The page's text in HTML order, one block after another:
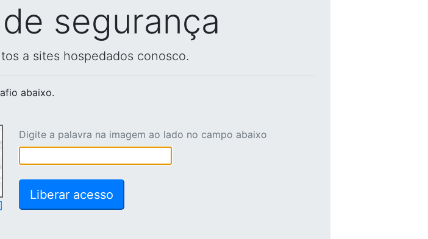
segurança
a sites hospedados conosco.
abaixo.
Digite a palavra na imagem ao lado no campo abaixo